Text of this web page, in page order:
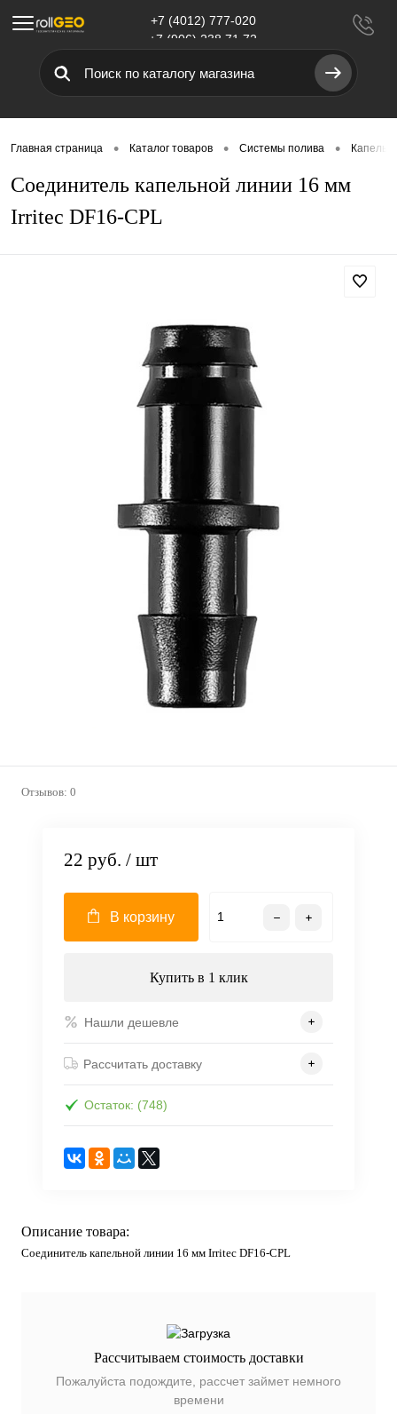
Меню
+7 (4012) 777-020
+7 (906) 238 71 72
Главная страница • Каталог товаров • Системы полива •
Соединитель капельной линии 16 мм
Irritec DF16-CPL
Отзывов: 0
22 руб. / шт
В корзину
Купить в 1 клик
Нашли дешевле
Рассчитать доставку
Остаток: (748)
Описание товара:
Соединитель капельной линии 16 мм Irritec DF16-CPL
Рассчитываем стоимость доставки
Пожалуйста подождите, рассчет займет немного
времени